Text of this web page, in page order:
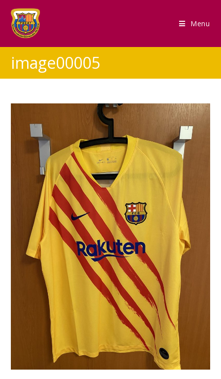
Menu
image00005